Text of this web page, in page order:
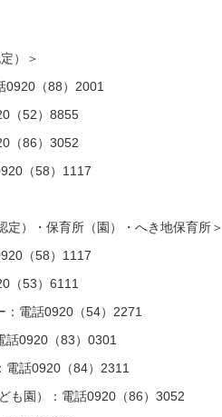
）＞
0920（88）2001
（52）8855
（86）3052
（58）1117
定）・保育所（園）・へき地保育所＞
（58）1117
（53）6111
：電話0920（54）2271
話0920（83）0301
電話0920（84）2311
も園）：電話0920（86）3052